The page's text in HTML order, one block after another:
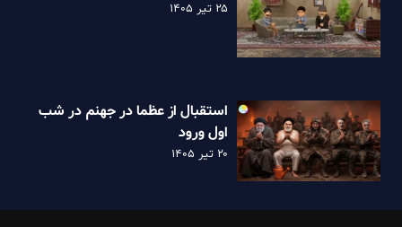
۲۵ تیر ۱۴۰۵
استقبال از عظما در جهنم در شب
اول ورود
۲۰ تیر ۱۴۰۵